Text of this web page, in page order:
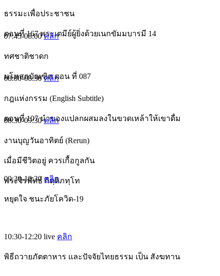
ธรรมะเพื่อประชาชน
ตอนที่ 167 พระเตมีย์ผู้ยิ่งด้วยเนกขัมมบารมี 14
07:45-08:00คลิก
ทศชาติชาดก
มโหสถบัณฑิต ตอน ที่ 087
08:00-08:30คลิก
กฎแห่งกรรม (English Subtitle)
ตอนที่ 107 นำของแปลกผสมลงในขวดเหล้าให้เขาดื่ม
08:30-09:30คลิก
งานบุญวันอาทิตย์ (Rerun)
เมื่อมีชีวิตอยู่ ควรเกื้อกูลกัน
พระจิรพัทธ์ กิตฺติภทฺโท
09:30-10:30คลิก
หยุดใจ ชนะภัยโควิด-19
10:30-12:20 live คลิก
พิธีถวายภัตตาหาร และปัจจัยไทยธรรม เป็น สังฆทาน